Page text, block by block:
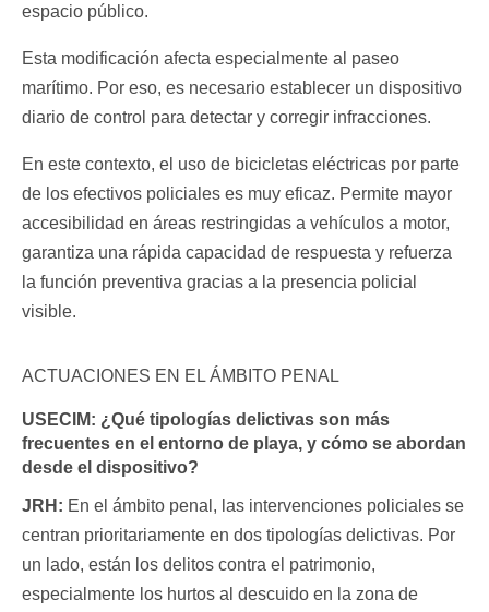
espacio público.
Esta modificación afecta especialmente al paseo
marítimo. Por eso, es necesario establecer un dispositivo
diario de control para detectar y corregir infracciones.
En este contexto, el uso de bicicletas eléctricas por parte
de los efectivos policiales es muy eficaz. Permite mayor
accesibilidad en áreas restringidas a vehículos a motor,
garantiza una rápida capacidad de respuesta y refuerza
la función preventiva gracias a la presencia policial
visible.
ACTUACIONES EN EL ÁMBITO PENAL
USECIM: ¿Qué tipologías delictivas son más
frecuentes en el entorno de playa, y cómo se abordan
desde el dispositivo?
JRH: En el ámbito penal, las intervenciones policiales se
centran prioritariamente en dos tipologías delictivas. Por
un lado, están los delitos contra el patrimonio,
especialmente los hurtos al descuido en la zona de